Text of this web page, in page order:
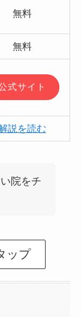
無料
無料
式サイト
説を読む
院をチ
ップ